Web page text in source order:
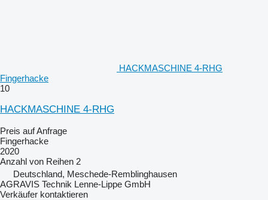
HACKMASCHINE 4-RHG
Fingerhacke
10
HACKMASCHINE 4-RHG
Preis auf Anfrage
Fingerhacke
2020
Anzahl von Reihen 2
Deutschland, Meschede-Remblinghausen
AGRAVIS Technik Lenne-Lippe GmbH
Verkäufer kontaktieren